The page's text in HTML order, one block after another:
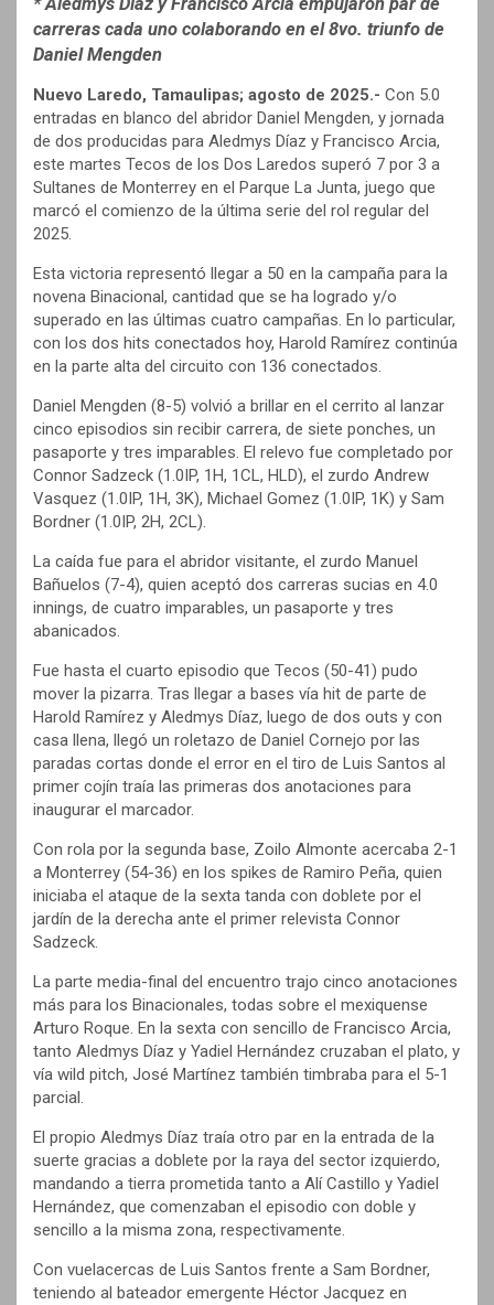
* Aledmys Díaz y Francisco Arcia empujaron par de
carreras cada uno colaborando en el 8vo. triunfo de
Daniel Mengden
Nuevo Laredo, Tamaulipas; agosto de 2025.- Con 5.0
entradas en blanco del abridor Daniel Mengden, y jornada
de dos producidas para Aledmys Díaz y Francisco Arcia,
este martes Tecos de los Dos Laredos superó 7 por 3 a
Sultanes de Monterrey en el Parque La Junta, juego que
marcó el comienzo de la última serie del rol regular del
2025.
Esta victoria representó llegar a 50 en la campaña para la
novena Binacional, cantidad que se ha logrado y/o
superado en las últimas cuatro campañas. En lo particular,
con los dos hits conectados hoy, Harold Ramírez continúa
en la parte alta del circuito con 136 conectados.
Daniel Mengden (8-5) volvió a brillar en el cerrito al lanzar
cinco episodios sin recibir carrera, de siete ponches, un
pasaporte y tres imparables. El relevo fue completado por
Connor Sadzeck (1.0IP, 1H, 1CL, HLD), el zurdo Andrew
Vasquez (1.0IP, 1H, 3K), Michael Gomez (1.0IP, 1K) y Sam
Bordner (1.0IP, 2H, 2CL).
La caída fue para el abridor visitante, el zurdo Manuel
Bañuelos (7-4), quien aceptó dos carreras sucias en 4.0
innings, de cuatro imparables, un pasaporte y tres
abanicados.
Fue hasta el cuarto episodio que Tecos (50-41) pudo
mover la pizarra. Tras llegar a bases vía hit de parte de
Harold Ramírez y Aledmys Díaz, luego de dos outs y con
casa llena, llegó un roletazo de Daniel Cornejo por las
paradas cortas donde el error en el tiro de Luis Santos al
primer cojín traía las primeras dos anotaciones para
inaugurar el marcador.
Con rola por la segunda base, Zoilo Almonte acercaba 2-1
a Monterrey (54-36) en los spikes de Ramiro Peña, quien
iniciaba el ataque de la sexta tanda con doblete por el
jardín de la derecha ante el primer relevista Connor
Sadzeck.
La parte media-final del encuentro trajo cinco anotaciones
más para los Binacionales, todas sobre el mexiquense
Arturo Roque. En la sexta con sencillo de Francisco Arcia,
tanto Aledmys Díaz y Yadiel Hernández cruzaban el plato, y
vía wild pitch, José Martínez también timbraba para el 5-1
parcial.
El propio Aledmys Díaz traía otro par en la entrada de la
suerte gracias a doblete por la raya del sector izquierdo,
mandando a tierra prometida tanto a Alí Castillo y Yadiel
Hernández, que comenzaban el episodio con doble y
sencillo a la misma zona, respectivamente.
Con vuelacercas de Luis Santos frente a Sam Bordner,
teniendo al bateador emergente Héctor Jacquez en